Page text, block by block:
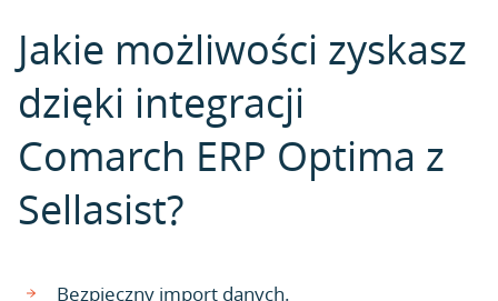
Jakie możliwości zyskasz
dzięki integracji
Comarch ERP Optima z
Sellasist?
Bezpieczny import danych.